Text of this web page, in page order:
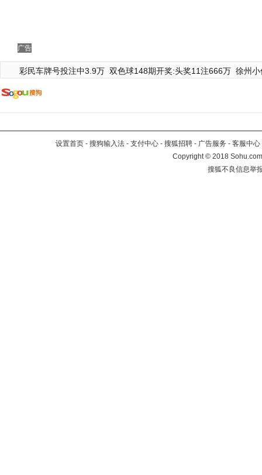
广告
彩民车牌号投注中3.9万 双色球148期开奖:头奖11注666万 徐州
设置首页 - 搜狗输入法 - 支付中心 - 搜狐招聘 - 广告服务 - 客服中心
Copyright©2018
搜狐不良信息举